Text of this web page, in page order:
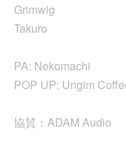
Grimwig
Takuro
PA: Nekomachi
POP UP: Ungim
協賛：ADAM Audio